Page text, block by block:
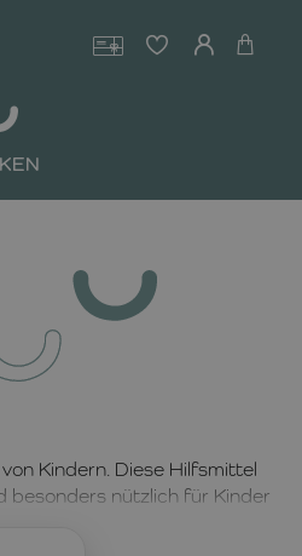
Kindern. Diese Hilfsmittel
besonders nützlich für Kinder